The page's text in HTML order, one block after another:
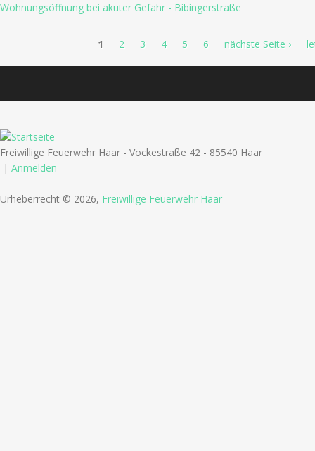
Wohnungsöffnung bei akuter Gefahr - Bibingerstraße
1 2 3 4 5 6 nächste Seite ›
Freiwillige Feuerwehr Haar - Vockestraße 42 - 85540 Haar
| Anmelden
Urheberrecht © 2026, Freiwillige Feuerwehr Haar